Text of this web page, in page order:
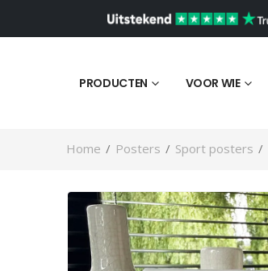
PRODUCTEN VOOR WIE
Home / Posters / Sport posters /